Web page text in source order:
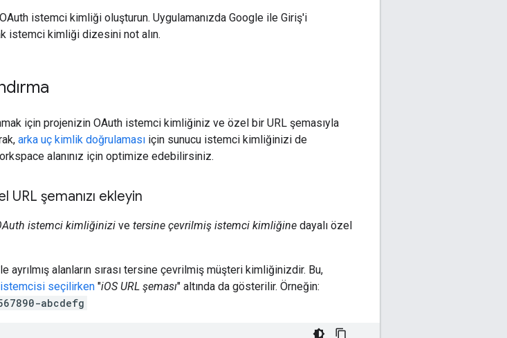
istemci kimliği oluşturun. Uygulamanızda Google ile Giriş'i
istemci kimliği dizesini not alın.
için projenizin OAuth istemci kimliğiniz ve özel bir URL şemasıyla
arka uç kimlik doğrulaması için sunucu istemci kimliğinizi de
alanınız için optimize edebilirsiniz.
şemanızı ekleyin
istemci kimliğinizi ve tersine çevrilmiş istemci kimliğine dayalı özel
alanların sırası tersine çevrilmiş müşteri kimliğinizdir. Bu,
istemcisi seçilirken "iOS URL şeması" altında da gösterilir. Örneğin:
abcdefg